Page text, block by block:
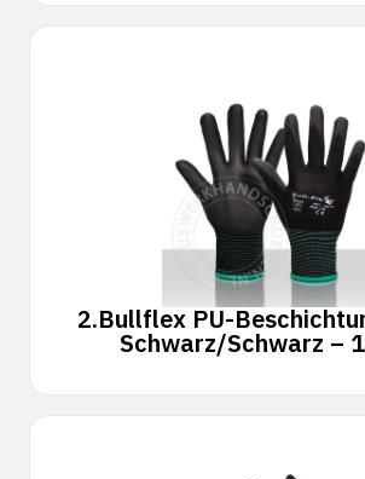
2.Bullflex PU-
Schwarz/Schwarz –